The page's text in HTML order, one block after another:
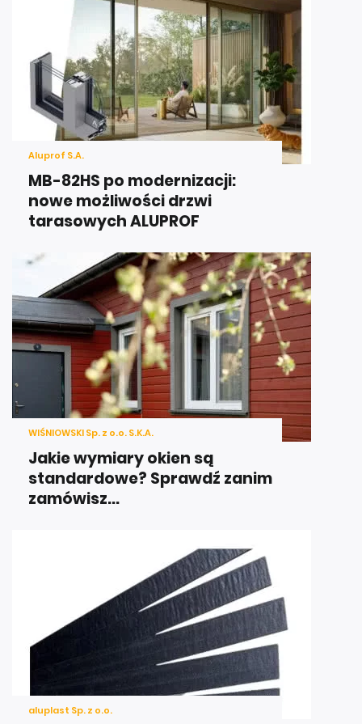
Aluprof S.A.
MB-82HS po modernizacji:
nowe możliwości drzwi
tarasowych ALUPROF
WIŚNIOWSKI Sp. z o.o. S.K.A.
Jakie wymiary okien są
standardowe? Sprawdź zanim
zamówisz...
aluplast Sp. z o.o.